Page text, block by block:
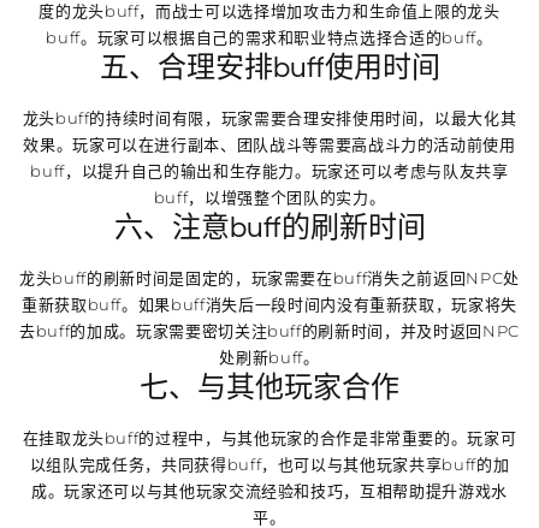
度的龙头buff，而战士可以选择增加攻击力和生命值上限的龙头
buff。玩家可以根据自己的需求和职业特点选择合适的buff。
五、合理安排buff使用时间
龙头buff的持续时间有限，玩家需要合理安排使用时间，以最大化其
效果。玩家可以在进行副本、团队战斗等需要高战斗力的活动前使用
buff，以提升自己的输出和生存能力。玩家还可以考虑与队友共享
buff，以增强整个团队的实力。
六、注意buff的刷新时间
龙头buff的刷新时间是固定的，玩家需要在buff消失之前返回NPC处
重新获取buff。如果buff消失后一段时间内没有重新获取，玩家将失
去buff的加成。玩家需要密切关注buff的刷新时间，并及时返回NPC
处刷新buff。
七、与其他玩家合作
在挂取龙头buff的过程中，与其他玩家的合作是非常重要的。玩家可
以组队完成任务，共同获得buff，也可以与其他玩家共享buff的加
成。玩家还可以与其他玩家交流经验和技巧，互相帮助提升游戏水
平。